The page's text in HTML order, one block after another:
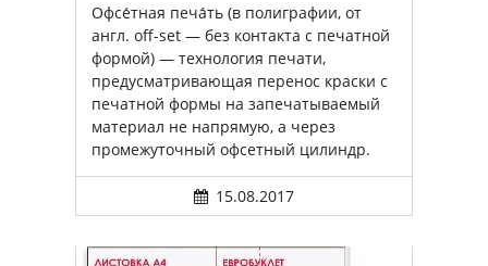
Офсе́тная печа́ть (в полиграфии, от
англ. off-set — без контакта с печатной
формой) — технология печати,
предусматривающая перенос краски с
печатной формы на запечатываемый
материал не напрямую, а через
промежуточный офсетный цилиндр.
15.08.2017